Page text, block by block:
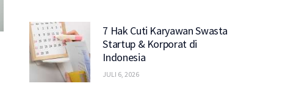
7 Hak Cuti Karyawan Swasta
Startup & Korporat di
Indonesia
JULI 6, 2026